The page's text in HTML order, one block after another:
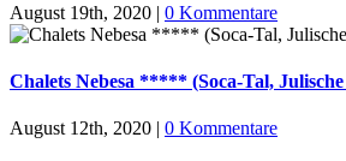
August 19th, 2020 | 0 Kommentare
Chalets Nebesa ***** (Soca-Tal,
August 12th, 2020 | 0 Kommentare